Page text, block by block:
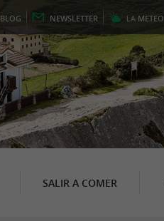
BLOG NEWSLETTER LA METEO
SALIR A COMER